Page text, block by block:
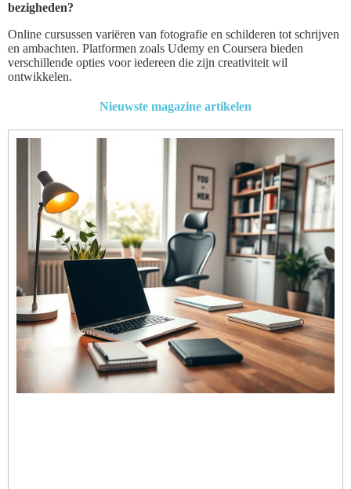
bezigheden?
Online cursussen variëren van fotografie en schilderen tot schrijven
en ambachten. Platformen zoals Udemy en Coursera bieden
verschillende opties voor iedereen die zijn creativiteit wil
ontwikkelen.
Nieuwste magazine artikelen